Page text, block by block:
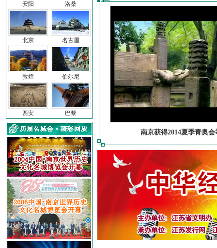
安阳
北京
敦煌
西安
洛桑
名古屋
伯尔尼
巴黎
南京获得2014夏季青奥会